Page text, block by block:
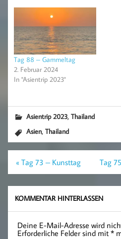
Tag 88 – Gammeltag
2. Februar 2024
In "Asientrip 2023"
Asientrip 2023,Thailand
Asien,Thailand
Beitragsnavigation
« Tag 73 – Kunsttag Tag
KOMMENTAR HINTERLASSEN
Deine E-Mail-Adresse wird
Erforderliche Felder sind mit*